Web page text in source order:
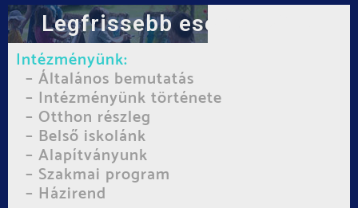
Legfrissebb eseményünk
Intézményünk:
– Általános bemutatás
– Intézményünk története
– Otthon részleg
– Belső iskolánk
– Alapítványunk
– Szakmai program
– Házirend